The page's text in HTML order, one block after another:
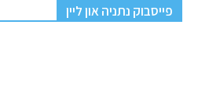
פייסבוק נתניה און ליין